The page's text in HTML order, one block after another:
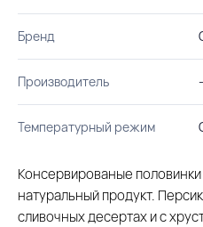
Бренд
Производитель -
Температурный режим
Консервированые
натуральный продукт.
сливочных десертах и с